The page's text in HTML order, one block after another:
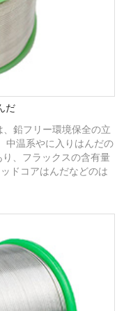
だ
鉛フリー環境保全の立
中温系やに入りはんだの
、フラックスの含有量
ドコアはんだなどのは